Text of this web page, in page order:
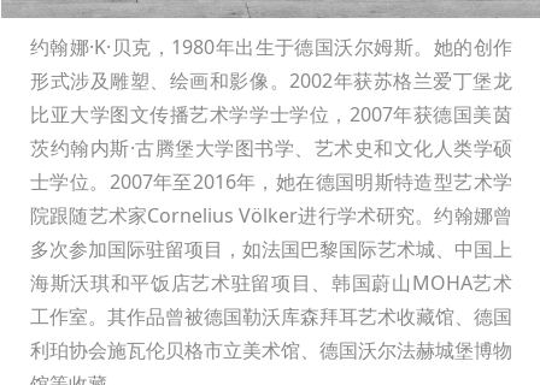
约翰娜·K·贝克，1980年出生于德国沃尔姆斯。她的创作
形式涉及雕塑、绘画和影像。2002年获苏格兰爱丁堡龙
比亚大学图文传播艺术学学士学位，2007年获德国美茵
茨约翰内斯·古腾堡大学图书学、艺术史和文化人类学硕
士学位。2007年至2016年，她在德国明斯特造型艺术学
院跟随艺术家Cornelius Völker进行学术研究。约翰娜曾
多次参加国际驻留项目，如法国巴黎国际艺术城、中国上
海斯沃琪和平饭店艺术驻留项目、韩国蔚山MOHA艺术
工作室。其作品曾被德国勒沃库森拜耳艺术收藏馆、德国
利珀协会施瓦伦贝格市立美术馆、德国沃尔法赫城堡博物